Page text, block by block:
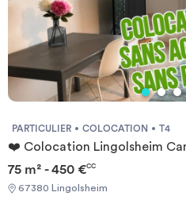
PARTICULIER COLOCATION T4
❤️ Colocation Lingolsheim
75 m² - 450 €CC
67380 Lingolsheim